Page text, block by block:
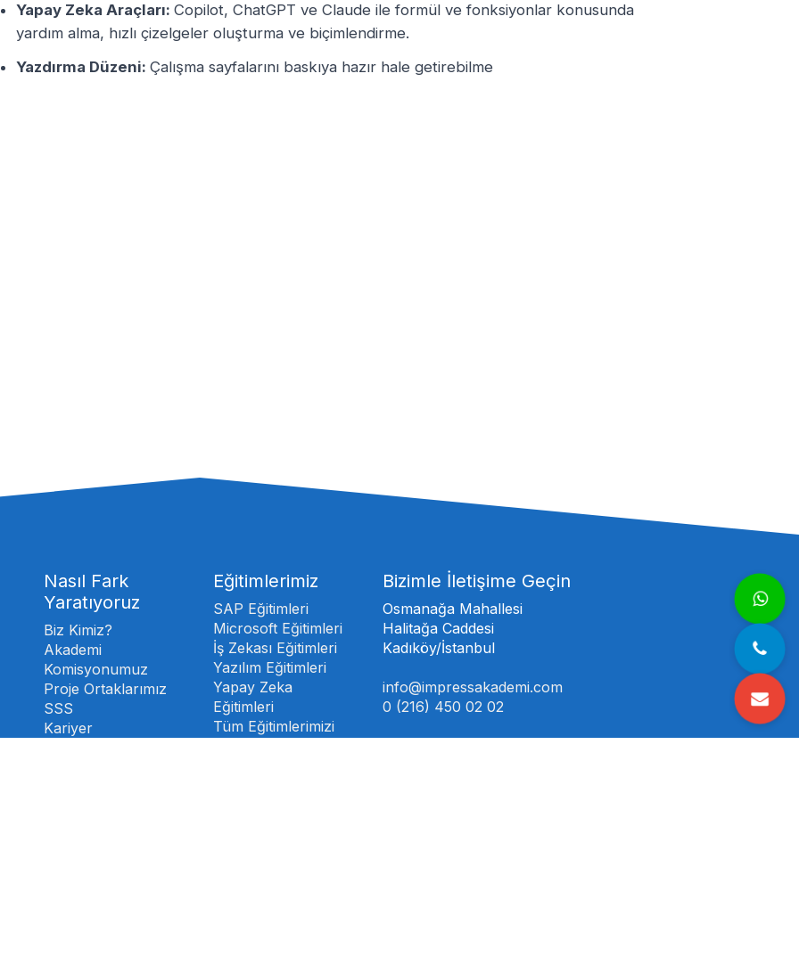
Yapay Zeka Araçları: Copilot, ChatGPT ve Claude ile formül ve fonksiyonlar konusunda
yardım alma, hızlı çizelgeler oluşturma ve biçimlendirme.
Yazdırma Düzeni: Çalışma sayfalarını baskıya hazır hale getirebilme
Nasıl Fark
Yaratıyoruz
Biz Kimiz?
Akademi
Komisyonumuz
Proje Ortaklarımız
SSS
Kariyer
Eğitimlerimiz
SAP Eğitimleri
Microsoft Eğitimleri
İş Zekası Eğitimleri
Yazılım Eğitimleri
Yapay Zeka
Eğitimleri
Tüm Eğitimlerimizi
Bizimle İletişime Geçin
Osmanağa Mahallesi
Halitağa Caddesi
Kadıköy/İstanbul
info@impressakademi.com
0 (216) 450 02 02